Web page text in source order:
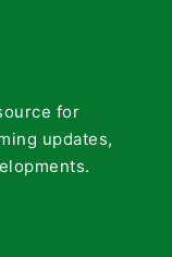
for
updates,